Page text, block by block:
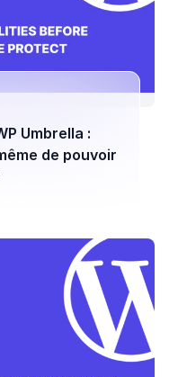
Umbrella :
de pouvoir